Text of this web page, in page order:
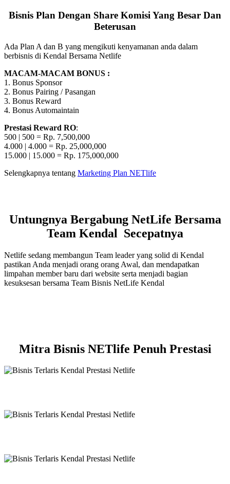
Bisnis Plan Dengan Share Komisi Yang Besar Dan
Beterusan
Ada Plan A dan B yang mengikuti kenyamanan anda dalam
berbisnis di Kendal Bersama Netlife
MACAM-MACAM BONUS :
1. Bonus Sponsor
2. Bonus Pairing / Pasangan
3. Bonus Reward
4. Bonus Automaintain
Prestasi Reward RO:
500 | 500 = Rp. 7,500,000
4.000 | 4.000 = Rp. 25,000,000
15.000 | 15.000 = Rp. 175,000,000
Selengkapnya tentang Marketing Plan NETlife
Untungnya Bergabung NetLife Bersama
Team Kendal Secepatnya
Netlife sedang membangun Team leader yang solid di Kendal
pastikan Anda menjadi orang orang Awal, dan mendapatkan
limpahan member baru dari website serta menjadi bagian
kesuksesan bersama Team Bisnis NetLife Kendal
Mitra Bisnis NETlife Penuh Prestasi